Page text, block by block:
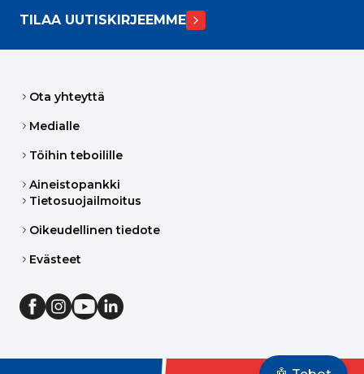
TILAA UUTISKIRJEEMME
Ota yhteyttä
Medialle
Töihin teboilille
Aineistopankki
Tietosuojailmoitus
Oikeudellinen tiedote
Evästeet